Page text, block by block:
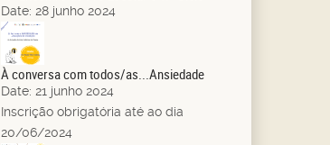
Date: 28 junho 2024
21
Jun.
À conversa com todos/as...Ansiedade
Date: 21 junho 2024
Inscrição obrigatória até ao dia
20/06/2024